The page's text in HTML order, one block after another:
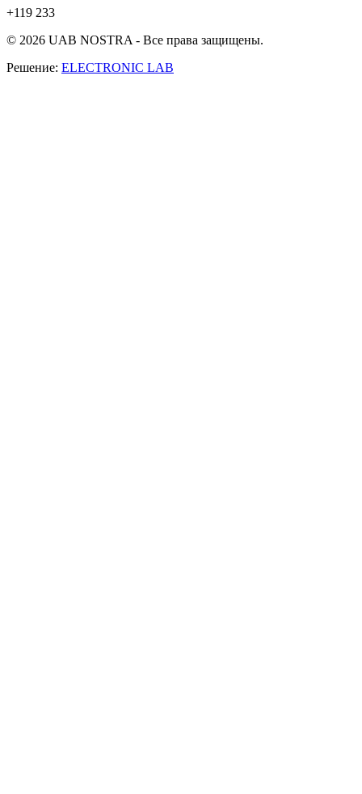
+119 233
© 2026 UAB NOSTRA - Все права защищены.
Решение: ELECTRONIC LAB